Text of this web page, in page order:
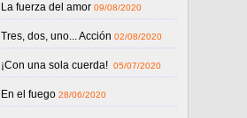
La fuerza del amor 09/08/2020
Tres, dos, uno... Acción 02/08/2020
¡Con una sola cuerda! 05/07/2020
En el fuego 28/06/2020